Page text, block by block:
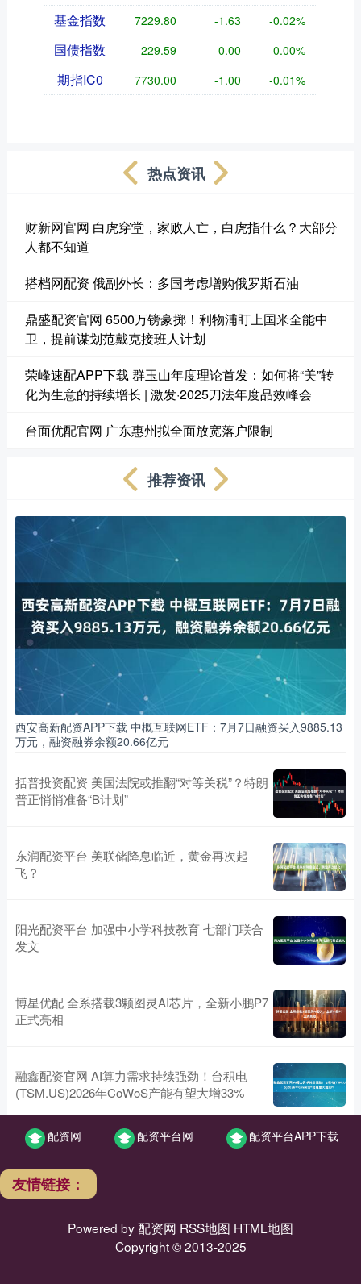
基金指数 7229.80 -1.63 -0.02%
国债指数 229.59 -0.00 0.00%
期指IC0 7730.00 -1.00 -0.01%
热点资讯
财新网官网 白虎穿堂，家败人亡，白虎指什么？大部分
人都不知道
搭档网配资 俄副外长：多国考虑增购俄罗斯石油
鼎盛配资官网 6500万镑豪掷！利物浦盯上国米全能中
卫，提前谋划范戴克接班人计划
荣峰速配APP下载 群玉山年度理论首发：如何将“美”转
化为生意的持续增长 | 激发·2025刀法年度品效峰会
台面优配官网 广东惠州拟全面放宽落户限制
推荐资讯
西安高新配资APP下载 中概互联网ETF：7月7日融资买入9885.13
万元，融资融券余额20.66亿元
括普投资配资 美国法院或推翻“对等关税”？特朗
普正悄悄准备“B计划”
东润配资平台 美联储降息临近，黄金再次起
飞？
阳光配资平台 加强中小学科技教育 七部门联合
发文
博星优配 全系搭载3颗图灵AI芯片，全新小鹏P7
正式亮相
融鑫配资官网 AI算力需求持续强劲！台积电
(TSM.US)2026年CoWoS产能有望大增33%
配资网 配资平台网 配资平台APP下载
友情链接：
Powered by配资网 RSS地图 HTML地图
Copyright© 2013-2025